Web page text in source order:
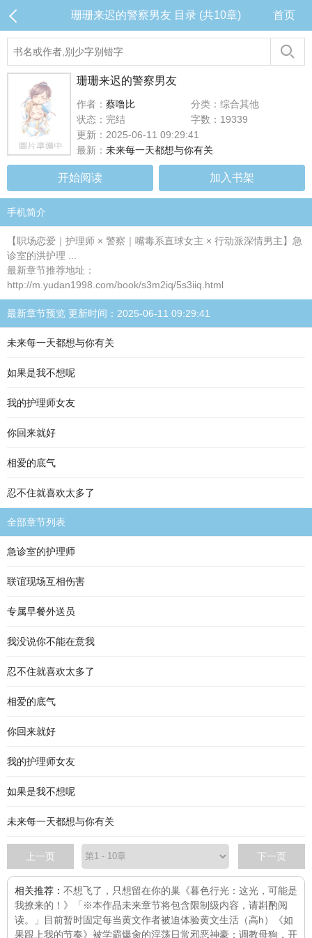
珊珊来迟的警察男友 目录 (共10章) 首页
珊珊来迟的警察男友
作者： 蔡噜比
分类：综合其他
状态：完结
字数：19339
更新：2025-06-11 09:29:41
最新： 未来每一天都想与你有关
开始阅读 加入书架
手机简介
【职场恋爱｜护理师 × 警察｜嘴毒系直球女主 × 行动派深情男主】急
诊室的洪护理 ...
最新章节推荐地址：
http://m.yudan1998.com/book/s3m2iq/5s3iiq.html
最新章节预览 更新时间：2025-06-11 09:29:41
未来每一天都想与你有关
如果是我不想呢
我的护理师女友
你回来就好
相爱的底气
忍不住就喜欢太多了
全部章节列表
急诊室的护理师
联谊现场互相伤害
专属早餐外送员
我没说你不能在意我
忍不住就喜欢太多了
相爱的底气
你回来就好
我的护理师女友
如果是我不想呢
未来每一天都想与你有关
上一页 下一页
相关推荐： 不想飞了，只想留在你的巢 《暮色行光：这光，可能是
我撩来的！》「※本作品未来章节将包含限制级内容，请斟酌阅
读。」目前暂时固定每当黄文作者被迫体验黄文生活（高h）
《如
果跟上我的节奏》 被学霸爆肏的淫荡日常邪恶神豪：调教母狗，开